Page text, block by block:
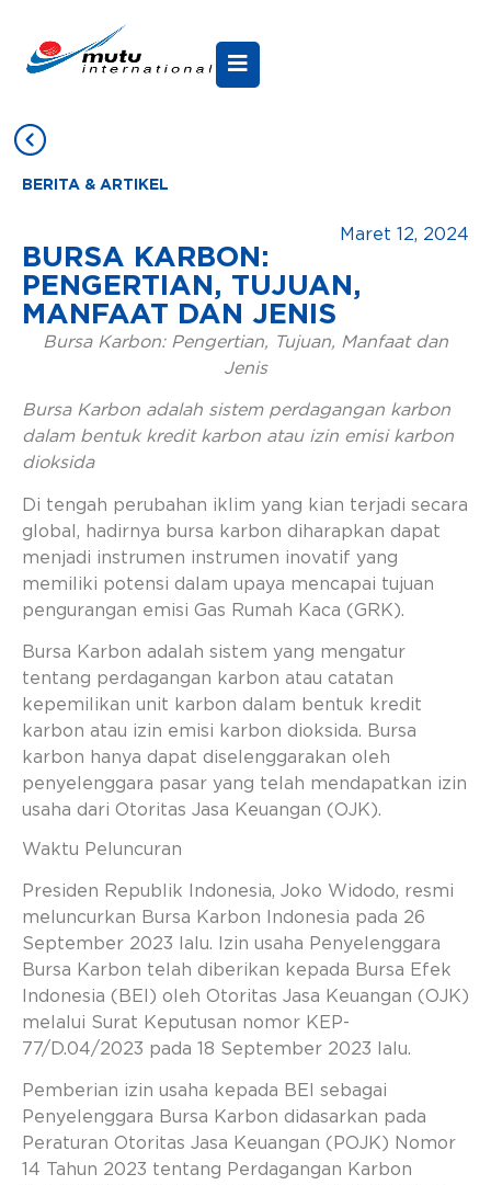
BERITA & ARTIKEL
Maret 12, 2024
BURSA KARBON:
PENGERTIAN, TUJUAN,
MANFAAT DAN JENIS
Bursa Karbon: Pengertian, Tujuan, Manfaat dan
Jenis
Bursa Karbon adalah sistem perdagangan karbon
dalam bentuk kredit karbon atau izin emisi karbon
dioksida
Di tengah perubahan iklim yang kian terjadi secara
global, hadirnya bursa karbon diharapkan dapat
menjadi instrumen instrumen inovatif yang
memiliki potensi dalam upaya mencapai tujuan
pengurangan emisi Gas Rumah Kaca (GRK).
Bursa Karbon adalah sistem yang mengatur
tentang perdagangan karbon atau catatan
kepemilikan unit karbon dalam bentuk kredit
karbon atau izin emisi karbon dioksida. Bursa
karbon hanya dapat diselenggarakan oleh
penyelenggara pasar yang telah mendapatkan izin
usaha dari Otoritas Jasa Keuangan (OJK).
Waktu Peluncuran
Presiden Republik Indonesia, Joko Widodo, resmi
meluncurkan Bursa Karbon Indonesia pada 26
September 2023 lalu. Izin usaha Penyelenggara
Bursa Karbon telah diberikan kepada Bursa Efek
Indonesia (BEI) oleh Otoritas Jasa Keuangan (OJK)
melalui Surat Keputusan nomor KEP-
77/D.04/2023 pada 18 September 2023 lalu.
Pemberian izin usaha kepada BEI sebagai
Penyelenggara Bursa Karbon didasarkan pada
Peraturan Otoritas Jasa Keuangan (POJK) Nomor
14 Tahun 2023 tentang Perdagangan Karbon